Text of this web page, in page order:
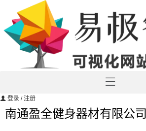
登录 / 注册
南通盈全健身器材有限公司